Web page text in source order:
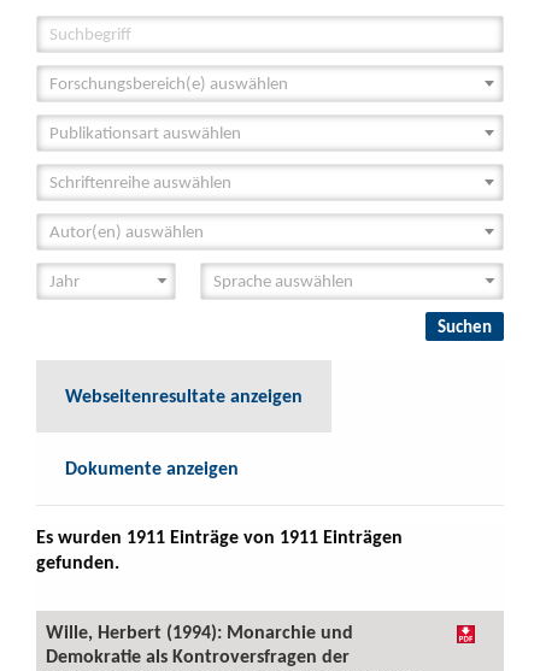
Forschungsbereich(e) auswählen
Publikationsart auswählen
Schriftenreihe auswählen
Autor(en) auswählen
Webseitenresultate anzeigen
Dokumente anzeigen
Es wurden 1911 Einträge von 1911 Einträgen
gefunden.
Wille, Herbert (1994): Monarchie und
Demokratie als Kontroversfragen der